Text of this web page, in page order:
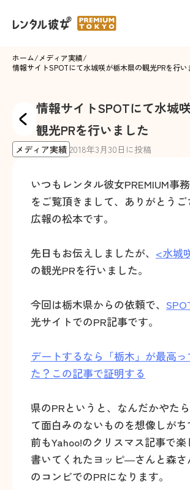
ホーム/メディア実績/
情報サイトSPOTにて水城咲が栃木県の観光PRを行い
情報サイトSPOTにて水城
観光PRを行いました
メディア実績 2018年3月 30 日に投稿
いつもレンタル彼女PREMIUM事
をご覧頂きまして、ありがとうご
広報の松本です。
先日もお伝えしましたが、 <水城
の観光PRを行いました。
今回は栃木県からの依頼で、
光サイトでのPR記事です。
デートするなら「栃木」が最高っ
た？この記事で証明する
県のPRというと、なんだかやた
て面白みのないものを想像しが
前もYahoo!のクリスマス記事で楽
書いてくれたヨッピ―さんと森さ
のコンビでのPRになります。